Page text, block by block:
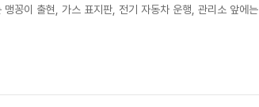
꽁이 출현, 가스 표지판, 전기 자동차 운행, 관리소 앞에는